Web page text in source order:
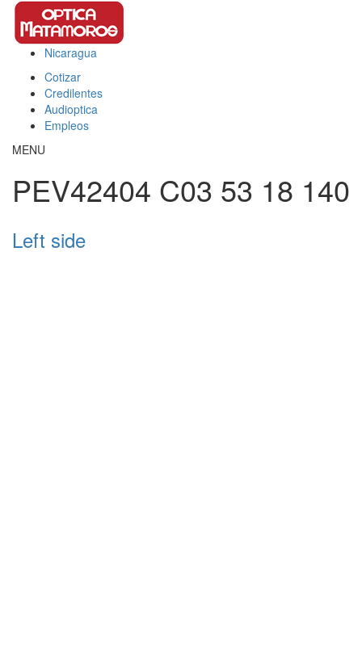
Pasar al contenido principal
This page can't load Google Maps correctly.
Do you own this website?
Nicaragua
Cotizar
Credilentes
Audioptica
Empleos
MENU
PEV42404 C03 53 18 140
Left side